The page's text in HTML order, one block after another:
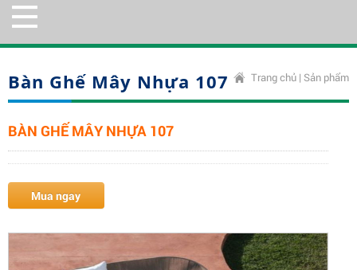
Bàn Ghế Mây Nhựa 107 Trang chủ | Sản phẩm
BÀN GHẾ MÂY NHỰA 107
Mua ngay